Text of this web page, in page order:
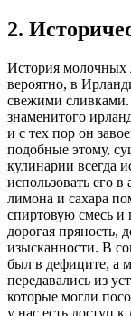
2.
История молочных
вероятно, в
свежими
знаменитого
и с тех пор он
подобные этому,
кулинарии всегда
использовать его
лимона и сахара
спиртовую смесь и
дорогая пряность,
изысканности. В
был в дефиците, а
передавались из
которые могли